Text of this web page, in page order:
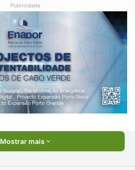
Publicidade
Mostrar mais